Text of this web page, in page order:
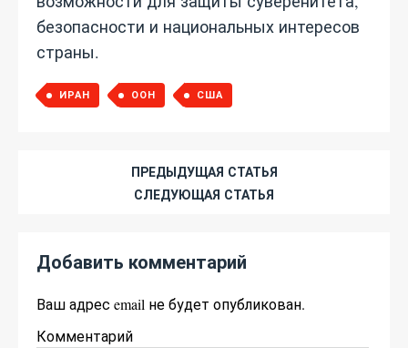
безопасности и национальных интересов
страны.
ИРАН ООН США
ПРЕДЫДУЩАЯ СТАТЬЯ
СЛЕДУЮЩАЯ СТАТЬЯ
Добавить комментарий
Ваш адрес email не будет опубликован.
Комментарий